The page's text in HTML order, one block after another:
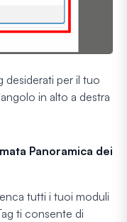
desiderati per il tuo
in alto a destra
Panoramica dei
tutti i tuoi moduli
ti consente di